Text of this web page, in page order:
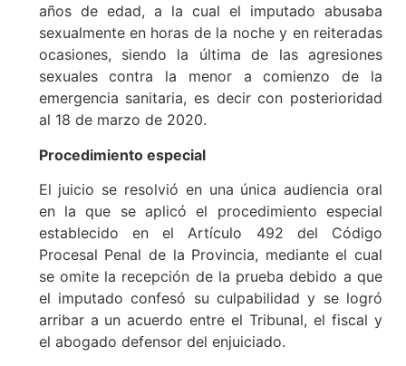
años de edad, a la cual el imputado abusaba
sexualmente en horas de la noche y en reiteradas
ocasiones, siendo la última de las agresiones
sexuales contra la menor a comienzo de la
emergencia sanitaria, es decir con posterioridad
al 18 de marzo de 2020.
Procedimiento especial
El juicio se resolvió en una única audiencia oral
en la que se aplicó el procedimiento especial
establecido en el Artículo 492 del Código
Procesal Penal de la Provincia, mediante el cual
se omite la recepción de la prueba debido a que
el imputado confesó su culpabilidad y se logró
arribar a un acuerdo entre el Tribunal, el fiscal y
el abogado defensor del enjuiciado.